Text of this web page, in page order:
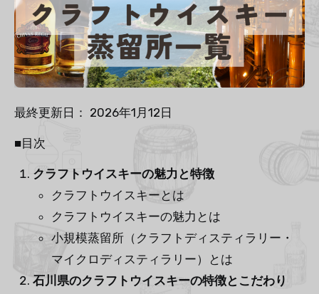
最終更新日： 2026年1月12日
■目次
クラフトウイスキーの魅力と特徴
クラフトウイスキーとは
クラフトウイスキーの魅力とは
小規模蒸留所（クラフトディスティラリー・
マイクロディスティラリー）とは
石川県のクラフトウイスキーの特徴とこだわり